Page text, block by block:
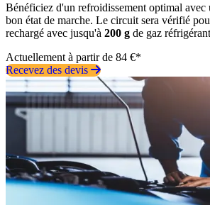
Bénéficiez d'un refroidissement optimal avec
bon état de marche. Le circuit sera vérifié
rechargé avec jusqu'à 200 g de gaz
Actuellement à partir de 84 €*
Recevez des devis